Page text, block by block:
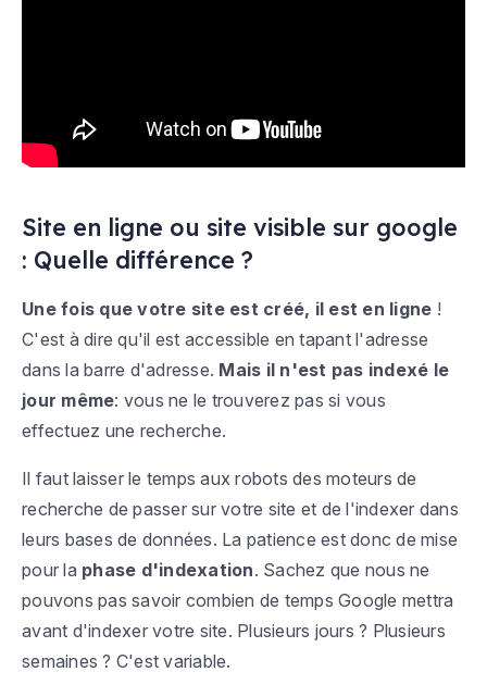
Site en ligne ou site visible sur google
: Quelle différence ?
Une fois que votre site est créé, il est en ligne !
C'est à dire qu'il est accessible en tapant l'adresse
dans la barre d'adresse. Mais il n'est pas indexé le
jour même: vous ne le trouverez pas si vous
effectuez une recherche.
Il faut laisser le temps aux robots des moteurs de
recherche de passer sur votre site et de l'indexer dans
leurs bases de données. La patience est donc de mise
pour la phase d'indexation. Sachez que nous ne
pouvons pas savoir combien de temps Google mettra
avant d'indexer votre site. Plusieurs jours ? Plusieurs
semaines ? C'est variable.